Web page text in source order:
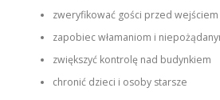
zweryfikować gości przed wejściem
zapobiec włamaniom i
zwiększyć kontrolę nad budynkiem
chronić dzieci i osoby starsze